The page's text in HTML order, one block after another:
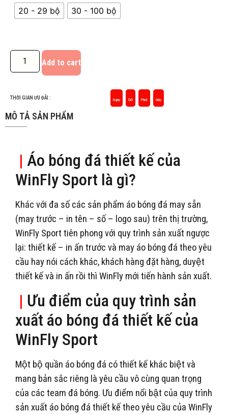
20 - 29 bộ
30 - 100 bộ
Add to cart
THỜI GIAN ƯU ĐÃI : Ngày Giờ Phút Giây
MÔ TẢ SẢN PHẨM
| Áo bóng đá thiết kế của
WinFly Sport là gì?
Khác với đa số các sản phẩm áo bóng đá may sẵn
(may trước – in tên – số – logo sau) trên thị trường,
WinFly Sport tiên phong với quy trình sản xuất ngược
lại: thiết kế – in ấn trước và may áo bóng đá theo yêu
cầu hay nói cách khác, khách hàng đặt hàng, duyệt
thiết kế và in ấn rồi thì WinFly mới tiến hành sản xuất.
| Ưu điểm của quy trình sản
xuất áo bóng đá thiết kế của
WinFly Sport
Một bộ quần áo bóng đá có thiết kế khác biệt và
mang bản sắc riêng là yêu cầu vô cùng quan trọng
của các team đá bóng. Ưu điểm nổi bật của quy trình
sản xuất áo bóng đá thiết kế theo yêu cầu của WinFly